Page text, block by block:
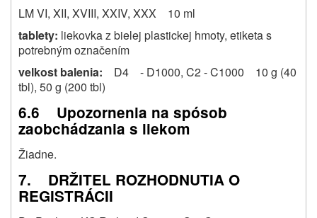
LM VI, XII, XVIII, XXIV, XXX 10 ml
tablety: liekovka z bielej plastickej hmoty, etiketa s
potrebným označením
velkost balenia: D4 - D1000, C2 - C1000 10 g (40
tbl), 50 g (200 tbl)
6.6 Upozornenia na spósob
zaobchádzania s liekom
Žiadne.
7. DRŽITEL ROZHODNUTIA O
REGISTRÁCII